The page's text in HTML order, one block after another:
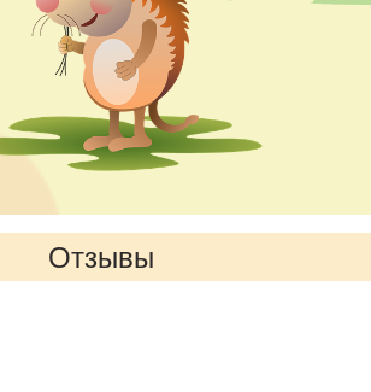
Отзывы